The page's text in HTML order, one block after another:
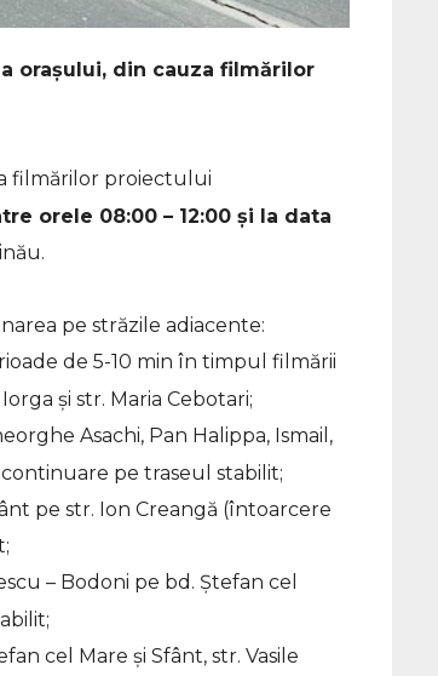
orașului, din cauza filmărilor
filmărilor proiectului
orele 08:00 – 12:00 și la data
pe străzile adiacente:
de 5-10 min în timpul filmării
și str. Maria Cebotari;
Asachi, Pan Halippa, Ismail,
pe traseul stabilit;
pe str. Ion Creangă (întoarcere
– Bodoni pe bd. Ștefan cel
cel Mare și Sfânt, str. Vasile